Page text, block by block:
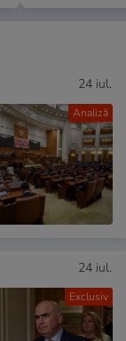
Analiză
24 iul.
Exclusiv
24 iul.